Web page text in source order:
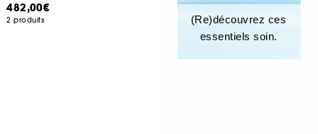
482,00€
2 produits
(Re)découvrez ces
essentiels soin.